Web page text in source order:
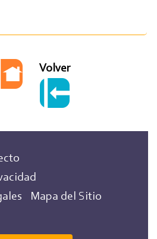
Volver
Mapa del Sitio